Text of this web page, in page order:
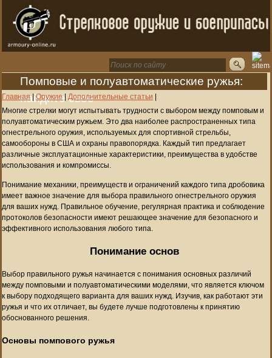
Помповые и полуавтоматические ружья:
найдите своё
Главная|Оружие| Дополнительные статьи |
Многие стрелки могут испытывать трудности с выбором между помповым и
полуавтоматическим ружьем. Это два наиболее распространенных типа
огнестрельного оружия, используемых для спортивной стрельбы,
самообороны в США и охраны правопорядка. Каждый тип предлагает
различные эксплуатационные характеристики, преимущества в удобстве
использования и компромиссы.
Понимание механики, преимуществ и ограничений каждого типа дробовика
имеет важное значение для выбора правильного огнестрельного оружия
для ваших нужд. Правильное обучение, регулярная практика и соблюдение
протоколов безопасности имеют решающее значение для безопасного и
эффективного использования любого типа.
Понимание основ
Выбор правильного ружья начинается с понимания основных различий
между помповыми и полуавтоматическими моделями, что является ключом
к выбору подходящего варианта для ваших нужд. Изучив, как работают эти
ружья и что их отличает, вы будете лучше подготовлены к принятию
обоснованного решения.
Основы помпового ружья